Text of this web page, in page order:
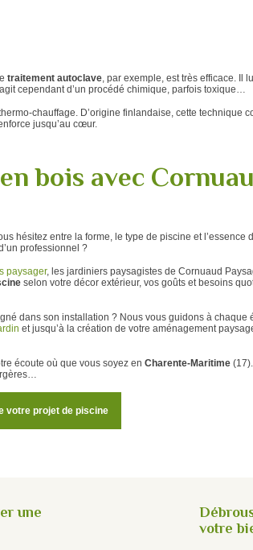
traitement autoclave, par exemple, est très efficace. Il
cependant d’un procédé chimique, parfois toxique…
chauffage. D’origine finlandaise, cette technique
jusqu’au cœur.
bois avec
hésitez entre la forme, le type de piscine et l’essence
professionnel ?
paysager, les jardiniers paysagistes de Cornuaud
selon votre décor extérieur, vos goûts et besoins
dans son installation ? Nous vous guidons à chaque
et jusqu’à la création de votre aménagement
écoute où que vous soyez en Charente-Maritime
votre projet de piscine
une
votre